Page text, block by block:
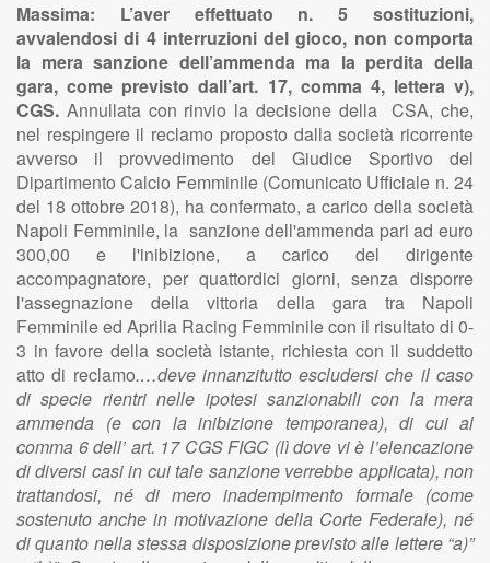
Massima: L’aver effettuato n. 5 sostituzioni,
avvalendosi di 4 interruzioni del gioco, non comporta
la mera sanzione dell’ammenda ma la perdita della
gara, come previsto dall’art. 17, comma 4, lettera v),
CGS. Annullata con rinvio la decisione della CSA, che,
nel respingere il reclamo proposto dalla società ricorrente
avverso il provvedimento del Giudice Sportivo del
Dipartimento Calcio Femminile (Comunicato Ufficiale n. 24
del 18 ottobre 2018), ha confermato, a carico della società
Napoli Femminile, la sanzione dell'ammenda pari ad euro
300,00 e l'inibizione, a carico del dirigente
accompagnatore, per quattordici giorni, senza disporre
l'assegnazione della vittoria della gara tra Napoli
Femminile ed Aprilia Racing Femminile con il risultato di 0-
3 in favore della società istante, richiesta con il suddetto
atto di reclamo.…deve innanzitutto escludersi che il caso
di specie rientri nelle ipotesi sanzionabili con la mera
ammenda (e con la inibizione temporanea), di cui al
comma 6 dell’ art. 17 CGS FIGC (lì dove vi è l’elencazione
di diversi casi in cui tale sanzione verrebbe applicata), non
trattandosi, né di mero inadempimento formale (come
sostenuto anche in motivazione della Corte Federale), né
di quanto nella stessa disposizione previsto alle lettere “a)”